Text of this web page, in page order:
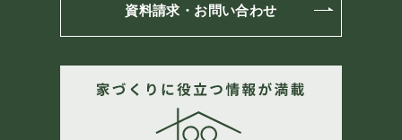
資料請求・お問い合わせ